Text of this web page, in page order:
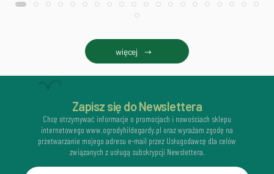
więcej
Zapisz się do Newslettera
Chcę otrzymywać informacje o promocjach i nowościach sklepu
internetowego www.ogrodyhildegardy.pl oraz wyrażam zgodę na
przetwarzanie mojego adresu e-mail przez Usługodawcę dla celów
związanych z usługą subskrypcji Newslettera.